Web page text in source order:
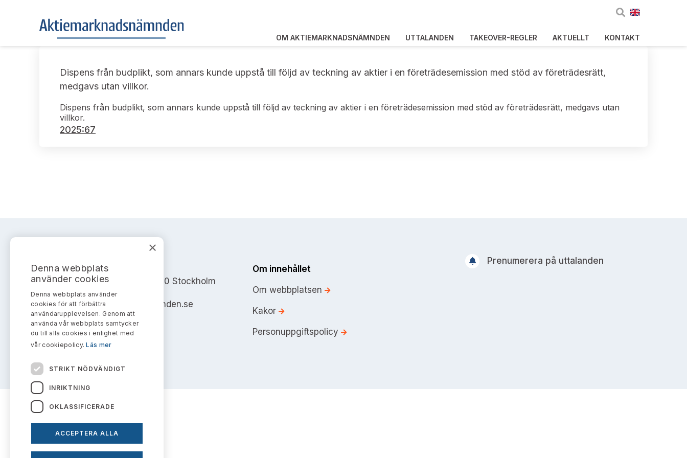
OM AKTIEMARKNADSNÄMNDEN UTTALANDEN TAKEOVER-REGLER AKTUELLT KONTAKT
Dispens från budplikt, som annars kunde uppstå till följd av teckning av aktier i en företrädesemission med stöd av företrädesrätt,
medgavs utan villkor.
Dispens från budplikt, som annars kunde uppstå till följd av teckning av aktier i en företrädesemission med stöd av företrädesrätt, medgavs utan
villkor.
2025:67
Address: Box 7354, 103 90 Stockholm
info@aktiemarknadsnamnden.se
Om innehållet
Om webbplatsen
Kakor
Personuppgiftspolicy
Prenumerera på uttalanden
×
Denna webbplats
använder cookies
Denna webbplats använder
cookies för att förbättra
användarupplevelsen. Genom att
använda vår webbplats samtycker
du till alla cookies i enlighet med
vår cookiepolicy.Läs mer
STRIKT NÖDVÄNDIGT
INRIKTNING
OKLASSIFICERADE
ACCEPTERA ALLA